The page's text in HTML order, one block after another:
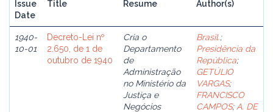
Issue
Date
Title Resume Author(s)
1940-
10-01
Decreto-Lei nº
2.650, de 1 de
outubro de 1940
Cria o
Departamento
de
Administração
no Ministério da
Justiça e
Negócios
Brasil.;
Presidência da
República;
GETÚLIO
VARGAS;
FRANCISCO
CAMPOS; A. DE